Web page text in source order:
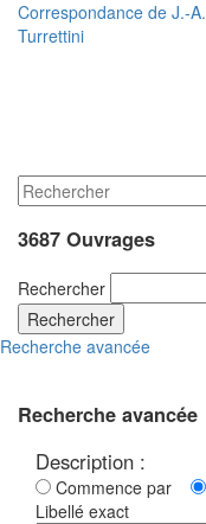
Correspondance de J.-A.
Turrettini
3687 Ouvrages
Rechercher
Rechercher
Recherche avancée
Recherche avancée
Description :
Commence par
Libellé exact